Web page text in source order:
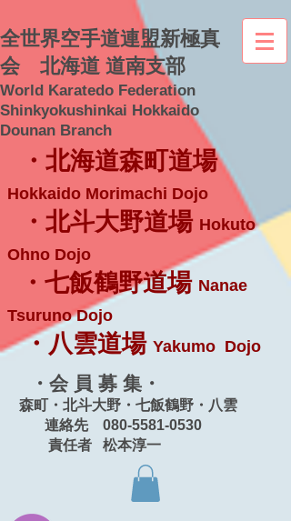
全世界空手道連盟新極真
会 北海道 道南支部
World Karatedo Federation
Shinkyokushinkai Hokkaido
Dounan Branch
・北海道森町道場
Hokkaido Morimachi Dojo
・北斗大野道場 Hokuto
Ohno Dojo
・七飯鶴野道場 Nanae
Tsuruno Dojo
・八雲道場 Yakumo Dojo
・会 員 募 集・
森町・北斗大野・七飯鶴野・八雲
連絡先 080-5581-0530
責任者 松本淳一